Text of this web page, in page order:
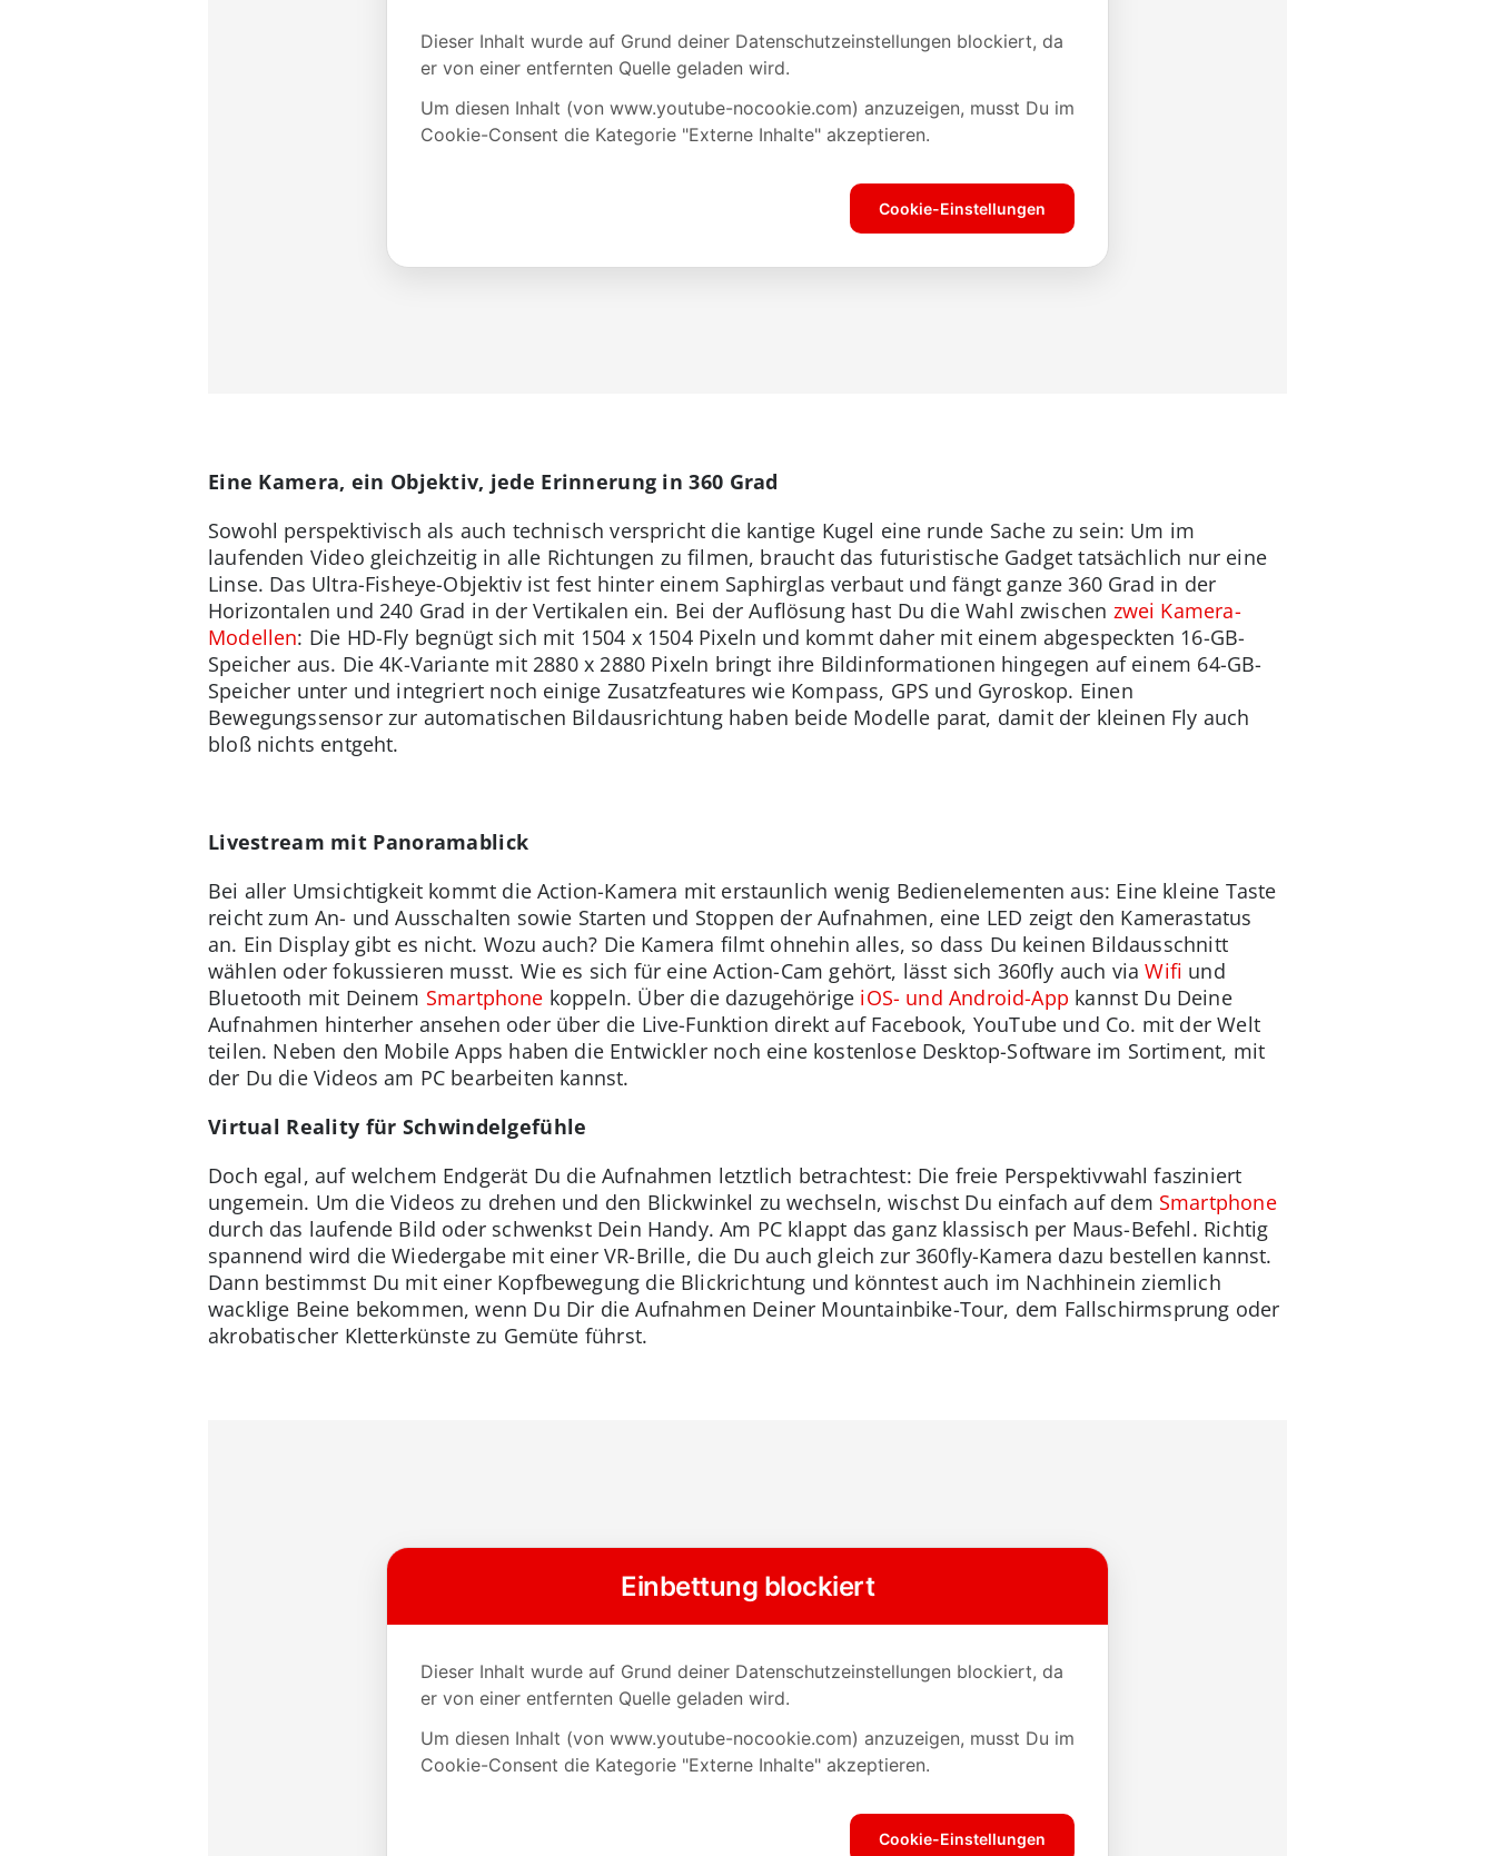
Eine Kamera, ein Objektiv, jede Erinnerung in 360 Grad
Sowohl perspektivisch als auch technisch verspricht die kantige Kugel eine runde Sache zu sein: Um im
laufenden Video gleichzeitig in alle Richtungen zu filmen, braucht das futuristische Gadget tatsächlich nur eine
Linse. Das Ultra-Fisheye-Objektiv ist fest hinter einem Saphirglas verbaut und fängt ganze 360 Grad in der
Horizontalen und 240 Grad in der Vertikalen ein. Bei der Auflösung hast Du die Wahl zwischen zwei Kamera-
Modellen: Die HD-Fly begnügt sich mit 1504 x 1504 Pixeln und kommt daher mit einem abgespeckten 16-GB-
Speicher aus. Die 4K-Variante mit 2880 x 2880 Pixeln bringt ihre Bildinformationen hingegen auf einem 64-GB-
Speicher unter und integriert noch einige Zusatzfeatures wie Kompass, GPS und Gyroskop. Einen
Bewegungssensor zur automatischen Bildausrichtung haben beide Modelle parat, damit der kleinen Fly auch
bloß nichts entgeht.
Livestream mit Panoramablick
Bei aller Umsichtigkeit kommt die Action-Kamera mit erstaunlich wenig Bedienelementen aus: Eine kleine Taste
reicht zum An- und Ausschalten sowie Starten und Stoppen der Aufnahmen, eine LED zeigt den Kamerastatus
an. Ein Display gibt es nicht. Wozu auch? Die Kamera filmt ohnehin alles, so dass Du keinen Bildausschnitt
wählen oder fokussieren musst. Wie es sich für eine Action-Cam gehört, lässt sich 360fly auch viaWifi und
Bluetooth mit Deinem Smartphone koppeln. Über die dazugehörige iOS- und Android-App kannst Du Deine
Aufnahmen hinterher ansehen oder über die Live-Funktion direkt auf Facebook, YouTube und Co. mit der Welt
teilen. Neben den Mobile Apps haben die Entwickler noch eine kostenlose Desktop-Software im Sortiment, mit
der Du die Videos am PC bearbeiten kannst.
Virtual Reality für Schwindelgefühle
Doch egal, auf welchem Endgerät Du die Aufnahmen letztlich betrachtest: Die freie Perspektivwahl fasziniert
ungemein. Um die Videos zu drehen und den Blickwinkel zu wechseln, wischst Du einfach auf dem Smartphone
durch das laufende Bild oder schwenkst Dein Handy. Am PC klappt das ganz klassisch per Maus-Befehl. Richtig
spannend wird die Wiedergabe mit einer VR-Brille, die Du auch gleich zur 360fly-Kamera dazu bestellen kannst.
Dann bestimmst Du mit einer Kopfbewegung die Blickrichtung und könntest auch im Nachhinein ziemlich
wacklige Beine bekommen, wenn Du Dir die Aufnahmen Deiner Mountainbike-Tour, dem Fallschirmsprung oder
akrobatischer Kletterkünste zu Gemüte führst.